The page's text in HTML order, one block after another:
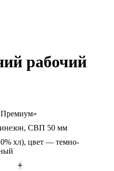
рабочий
СВП 50 мм
хл), цвет — темно-